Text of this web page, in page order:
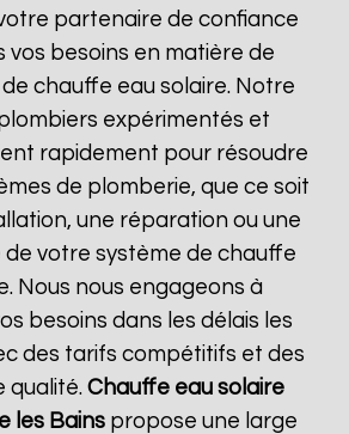
partenaire de confiance
vos besoins en matière de
chauffe eau solaire. Notre
expérimentés et
rapidement pour résoudre
de plomberie, que ce soit
une réparation ou une
votre système de chauffe
Nous nous engageons à
besoins dans les délais les
des tarifs compétitifs et des
qualité. Chauffe eau solaire
les Bainspropose une large